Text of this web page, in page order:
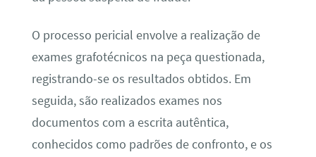
O processo pericial envolve a realização de
exames grafotécnicos na peça questionada,
registrando-se os resultados obtidos. Em
seguida, são realizados exames nos
documentos com a escrita autêntica,
conhecidos como padrões de confronto, e os